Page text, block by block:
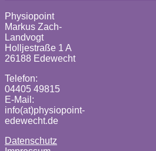
Physiopoint
Markus Zach-
Landvogt
Holljestraße 1 A
26188 Edewecht
Telefon:
04405 49815
E-Mail:
info(at)physiopoint-
edewecht.de
Datenschutz